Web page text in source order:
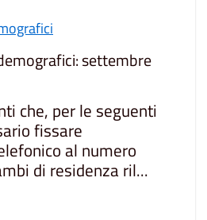
settembre
che, per le seguenti
fissare
al numero
di residenza ril...